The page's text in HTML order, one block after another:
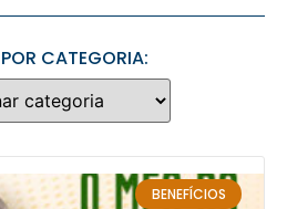
CATEGORIA:
BENEFÍCIOS